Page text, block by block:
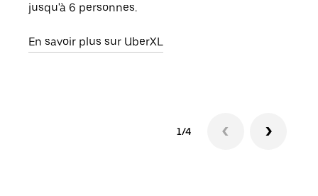
jusqu'à 6 personnes.
En savoir plus sur UberXL
1/4